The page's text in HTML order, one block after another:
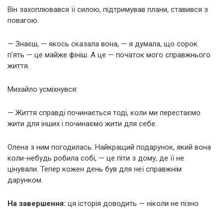
Він захоплювався її силою, підтримував плани, ставився з
повагою.
— Знаєш, — якось сказала вона, — я думала, що сорок
п’ять — це майже фініш. А це — початок мого справжнього
життя.
Михайло усміхнувся:
— Життя справді починається тоді, коли ми перестаємо
жити для інших і починаємо жити для себе.
Олена з ним погодилась. Найкращий подарунок, який вона
коли-небудь робила собі, — це піти з дому, де її не
цінували. Тепер кожен день був для неї справжнім
дарунком.
На завершення: ця історія доводить — ніколи не пізно